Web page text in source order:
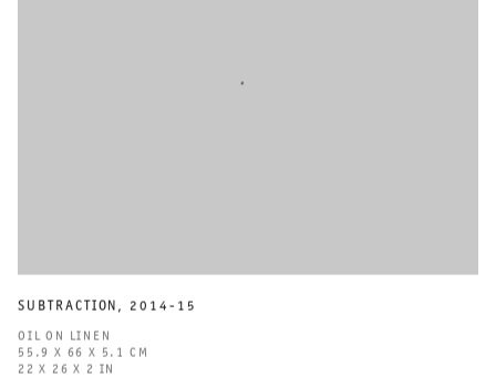
SUBTRACTION , 2014-15
OIL ON LINEN
55.9 X 66 X 5.1 CM
22 X 26 X 2 IN